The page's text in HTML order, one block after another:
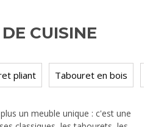
CUISINE
pliant Tabouret en bois
un meuble unique : c'est une